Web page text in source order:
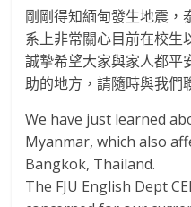
系
進
修
學
剛剛得知緬甸發生地震，
系上非常關心目前在校生
誠摯希望大家與家人都平
助的地方，請隨時與我們
We have just learned
Myanmar, which also
Bangkok, Thailand.
The FJU English Dept